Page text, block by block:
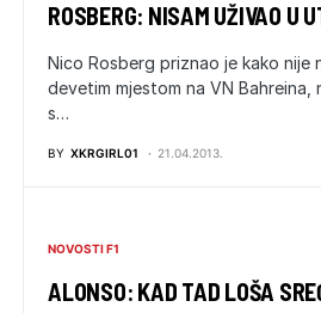
ROSBERG: NISAM UŽIVAO U
Nico Rosberg priznao je kako nije
devetim mjestom na VN
s…
BY XKRGIRL01 21.04.2013.
NOVOSTI F1
ALONSO: KAD TAD LOŠA